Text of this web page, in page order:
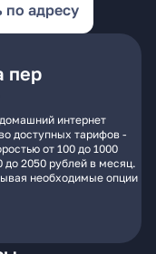
по адресу
пер
интернет
доступных тарифов -
от 100 до 1000
2050 рублей в месяц.
необходимые опции